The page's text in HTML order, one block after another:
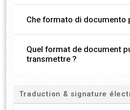
Che formato di documento
Quel format de document
transmettre ?
Traduction & signature